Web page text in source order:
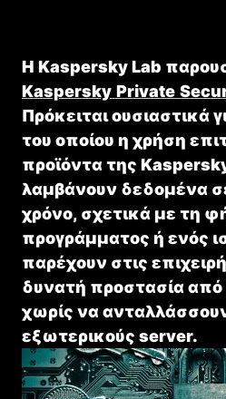
Η Kaspersky Lab
Kaspersky Private
Πρόκειται ουσιαστικά
του οποίου η χρήση
προϊόντα της
λαμβάνουν δεδομένα
χρόνο, σχετικά με τη
προγράμματος ή ενός
παρέχουν στις
δυνατή προστασία από
χωρίς να
εξωτερικούς server.